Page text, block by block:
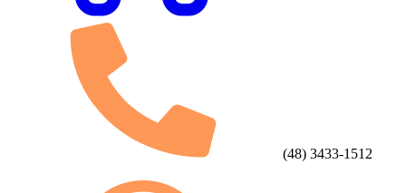
(48) 3433-1512